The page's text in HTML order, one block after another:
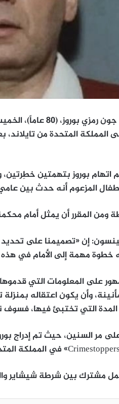
ألقي القبض على
المزعوم أنه حدث بين عامي 1969
ومن المقرر أن يمثل أمام
إن «تصميمنا على
على المعلومات التي
وأن يكون اعتقاله
التي تختبئ فيها،
مر السنين، حيث تم إدراج
مشترك بين شرطة شيشاير